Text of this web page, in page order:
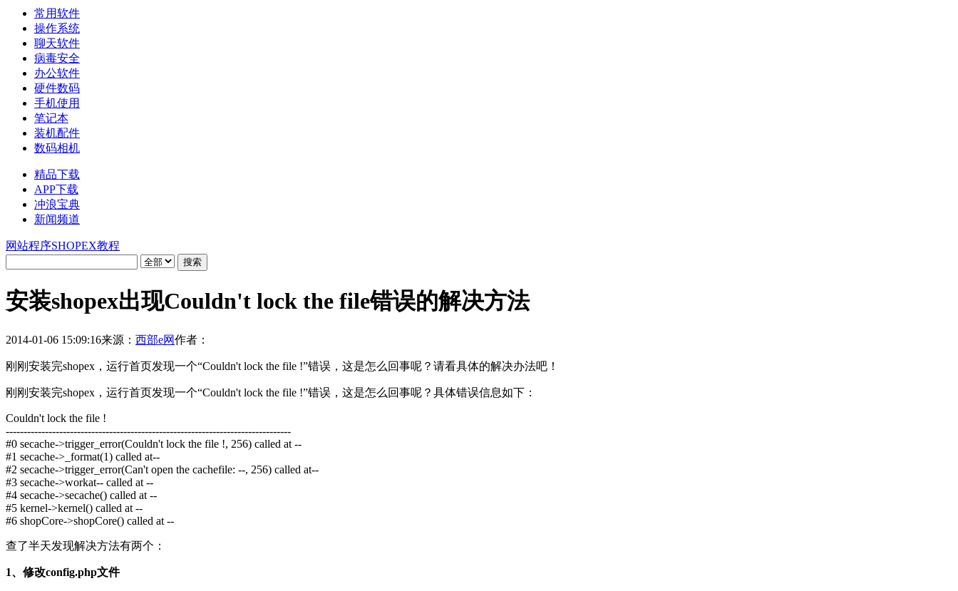
常用软件
操作系统
聊天软件
病毒安全
办公软件
硬件数码
手机使用
笔记本
装机配件
数码相机
精品下载
APP下载
冲浪宝典
新闻频道
网站程序SHOPEX教程
安装shopex出现Couldn't lock the file错误的解决方法
2014-01-06 15:09:16来源： 西部e网作者：
刚刚安装完shopex，运行首页发现一个“Couldn't lock the file !”错误，这是怎么回事呢？请看具体的解决办法吧！
刚刚安装完shopex，运行首页发现一个“Couldn't lock the file !”错误，这是怎么回事呢？具体错误信息如下：
Couldn't lock the file !
--------------------------------------------------------------------------------
#0 secache->trigger_error(Couldn't lock the file !, 256) called at --
#1 secache->_format(1) called at--
#2 secache->trigger_error(Can't open the cachefile: --, 256) called at--
#3 secache->workat-- called at --
#4 secache->secache() called at --
#5 kernel->kernel() called at --
#6 shopCore->shopCore() called at --
查了半天发现解决方法有两个：
1、修改config.php文件